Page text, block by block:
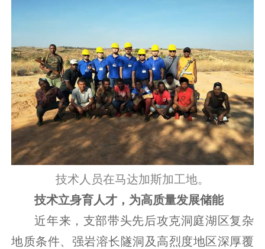
技术人员在马达加斯加工地。
技术立身育人才，为高质量发展储能
近年来，支部带头先后攻克洞庭湖区复杂
地质条件、强岩溶长隧洞及高烈度地区深厚覆